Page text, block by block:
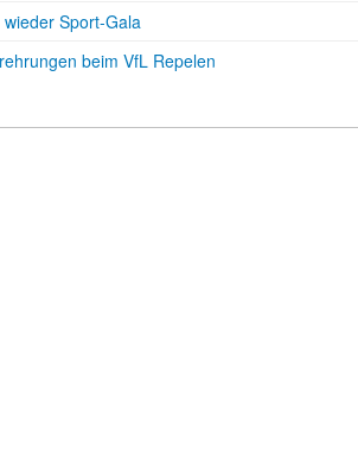
wieder Sport-Gala
beim VfL Repelen